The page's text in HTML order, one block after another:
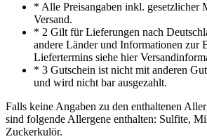
* Alle Preisangaben inkl. gesetzlicher
Versand.
* 2 Gilt für Lieferungen nach
andere Länder und Informationen zur
Liefertermins siehe hier
* 3 Gutschein ist nicht mit anderen
und wird nicht bar ausgezahlt.
Falls keine Angaben zu den enthaltenen
sind folgende Allergene enthalten: Sulfite,
Zuckerkulör.